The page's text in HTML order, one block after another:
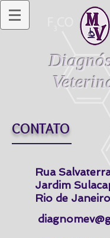
CONTATO
Rua
Jardim
Rio de